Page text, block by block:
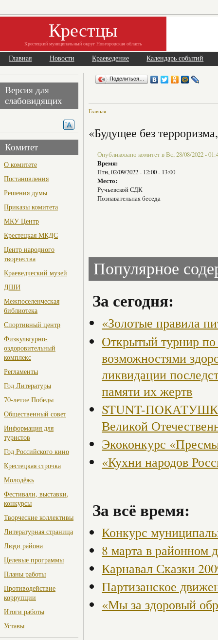
Крестцы
Крестецкий муниципальный округ Новгородская область
Главная Новости Краеведение Календарь событий
Версия для
слабовидящих
Комитет
О комитете
Постановления
Решения думы
Приказы комитета
МКУ Центр
Крестецкая МКДС
Центр народного
творчества
Краеведческий музей
ДШИ
Межпоселенческая
библиотека
Спортивный центр
Физкультурно-
оздоровительный
комплекс
Регламенты
Год Литературы
70-летие Победы
Общественный совет
Информация для
туристов
Год Российского кино
Крестецкая строчка
Молодёжь
Фестивали, выставки,
конкурсы
Творческие коллективы
Литературная страница
Люди района
Целевые программы
Планы работы
Противодействие
коррупции
Итоги работы
Уставы
Поделиться…
Главная
«Будущее без
Опубликовано комитет в Вс, 28/08/2022 -
Время:
Птн, 02/09/2022 - 12:00- 13:00
Место:
Ручьевской СДК
Познавательная беседа
Популярное
За сегодня:
«Золотые правила
Открытый турнир
возможностями
ликвидации
памяти их жертв
STUNT-
Великой
Экоконкурс
«Кухни народов
За всё время:
Конкурс
8 марта в районном
Карнавал Сказки
Партизанское
«Мы за здоровый